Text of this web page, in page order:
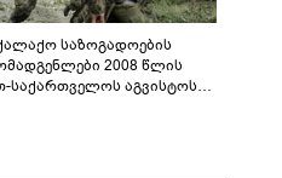
რომელიც ქედის
ცხოვრობსსაზოგადოების
2008 წლის
საქართველოს აგვისტოს